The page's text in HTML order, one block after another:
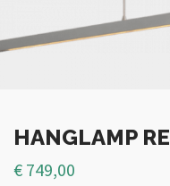
HANGLAMP
€ 749,00